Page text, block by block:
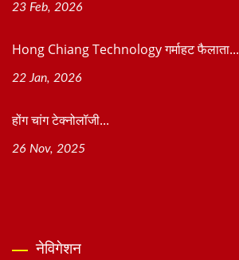
23 Feb, 2026
Hong Chiang Technology गर्माहट फैलाता...
22 Jan, 2026
होंग चांग टेक्नोलॉजी...
26 Nov, 2025
नेविगेशन